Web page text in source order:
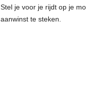
Stel je voor je rijdt op je
aanwinst te steken.